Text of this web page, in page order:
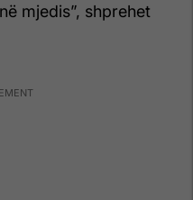
mjedis”, shprehet